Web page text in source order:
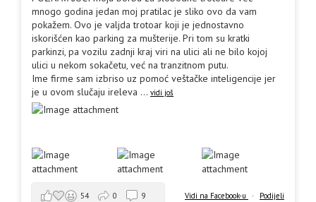
mnogo godina jedan moj pratilac je sliko ovo da vam
pokažem. Ovo je valjda trotoar koji je jednostavno
iskorišćen kao parking za mušterije. Pri tom su kratki
parkinzi, pa vozilu zadnji kraj viri na ulici ali ne bilo kojoj
ulici u nekom sokačetu, već na tranzitnom putu.
Ime firme sam izbriso uz pomoć veštačke inteligencije jer
je u ovom slučaju ireleva ... vidi još
Vidi na Facebook-u · Podijeli
54 0 9